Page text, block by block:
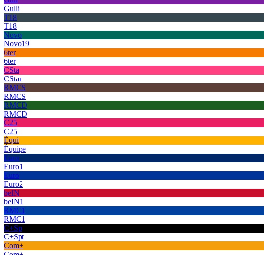
Gulli
T18
T18
Novo
Novo19
6ter
6ter
CSta
CStar
RMCS
RMCS
RMCD
RMCD
C25
C25
Équi
Équipe
Euro
Euro1
Euro
Euro2
beIN
beIN1
RMC1
RMC1
C+Sp
C+Spt
Com+